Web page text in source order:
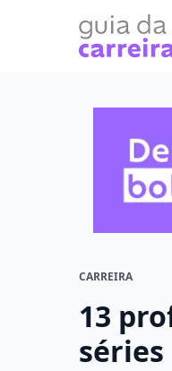
CARREIRA
13
séries